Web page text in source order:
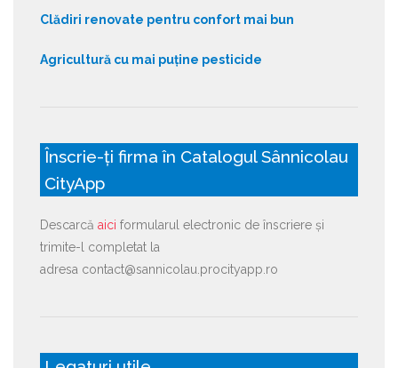
Clădiri renovate pentru confort mai bun
Agricultură cu mai puține pesticide
Înscrie-ți firma în Catalogul Sânnicolau
CityApp
Descarcă aici formularul electronic de înscriere și
trimite-l completat la
adresa contact@sannicolau.procityapp.ro